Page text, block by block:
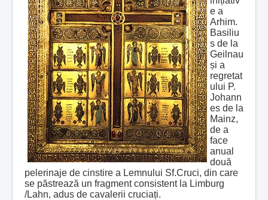
e a
Arhim.
Basiliu
s de la
Geilnau
și a
regretat
ului P.
Johann
es de la
Mainz,
de a
face
anual
două
pelerinaje de cinstire a Lemnului Sf.Cruci, din care
se păstrează un fragment consistent la Limburg
/Lahn, adus de cavalerii cruciați.